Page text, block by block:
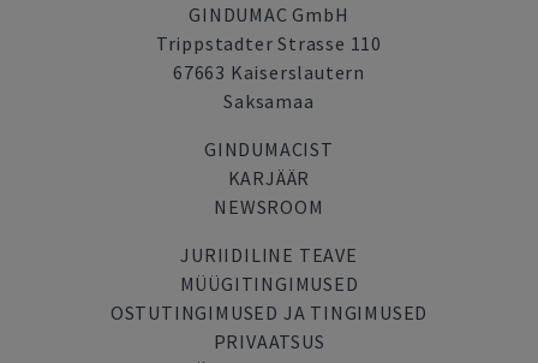
GINDUMAC GmbH
Trippstadter Strasse 110
67663 Kaiserslautern
Saksamaa
GINDUMACIST
KARJÄÄR
NEWSROOM
JURIIDILINE TEAVE
MÜÜGITINGIMUSED
OSTUTINGIMUSED JA TINGIMUSED
PRIVAATSUS